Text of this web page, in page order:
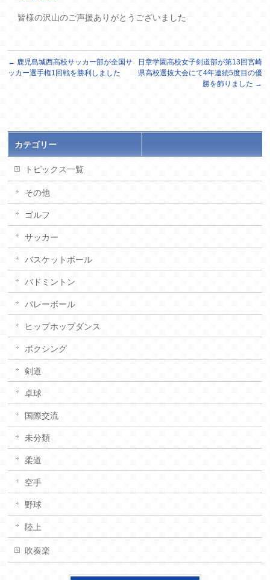
皆様の沢山のご声援ありがとうございました
← 鹿児島城西高校サッカー部が全国サ
ッカー選手権1回戦を勝利しました
日章学園高校女子剣道部が第13回宮崎
県高校選抜大会にて4年連続5度目の優
勝を飾りました →
カテゴリー
トピックス一覧
その他
ゴルフ
サッカー
バスケットボール
バドミントン
バレーボール
ヒップホップダンス
ボクシング
剣道
卓球
国際交流
未分類
柔道
空手
野球
陸上
吹奏楽